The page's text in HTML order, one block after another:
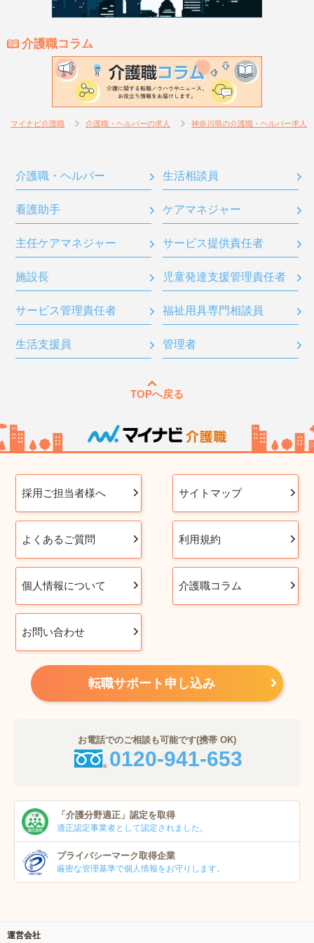
介護職コラム
マイナビ介護職 介護職・ヘルパーの求人 神奈川県の介護職・ヘルパー求人
介護職・ヘルパー 生活相談員
看護助手 ケアマネジャー
主任ケアマネジャー サービス提供責任者
施設長 児童発達支援管理責任者
サービス管理責任者 福祉用具専門相談員
生活支援員 管理者
TOPへ戻る
採用ご担当者様へ サイトマップ
よくあるご質問 利用規約
個人情報について 介護職コラム
お問い合わせ
転職サポート申し込み
お電話でのご相談も可能です(携帯 OK)
0120-941-653
「介護分野適正」 認定を取得
適正認定事業者として認定されました。
プライバシーマーク取得企業
厳密な管理基準で個人情報をお守りします。
運営会社